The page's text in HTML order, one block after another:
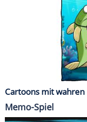
Cartoons mit
Memo-Spiel